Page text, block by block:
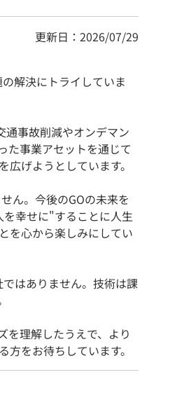
更新日：2026/07/29
解決にトライしていま
通事故削減やオンデマン
た事業アセットを通じて
げようとしています。
ん。今後のGOの未来を
幸せに"することに人生
を心から楽しみにしてい
はありません。技術は課
を理解したうえで、より
をお待ちしています。